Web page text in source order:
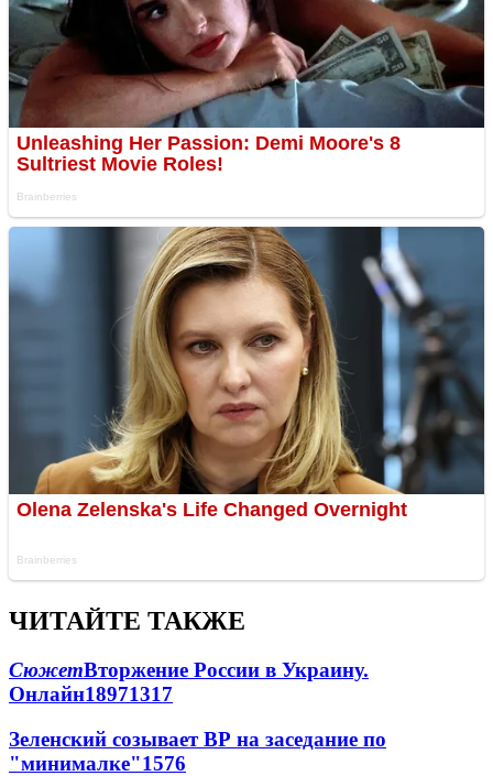
ЧИТАЙТЕ ТАКЖЕ
СюжетВторжение России в Украину.
Онлайн18971317
Зеленский созывает ВР на заседание по
"минималке"1576